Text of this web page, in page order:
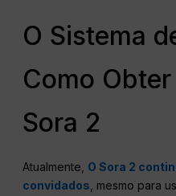
O Sistema
Como
Sora 2
Atualmente, O Sora 2
convidados, mesmo para